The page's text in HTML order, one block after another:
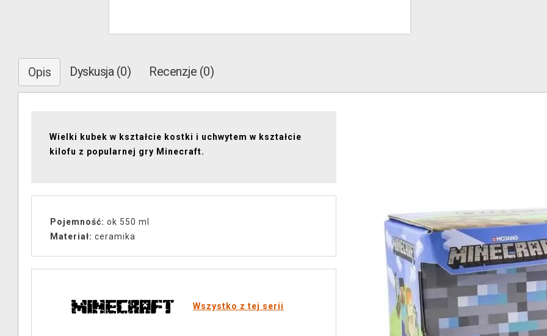
Opis Dyskusja (0) Recenzje (0)
Wielki kubek w kształcie kostki i uchwytem w kształcie
kilofu z popularnej gry Minecraft.
Pojemność: ok 550 ml
Materiał: ceramika
Wszystko z tej serii